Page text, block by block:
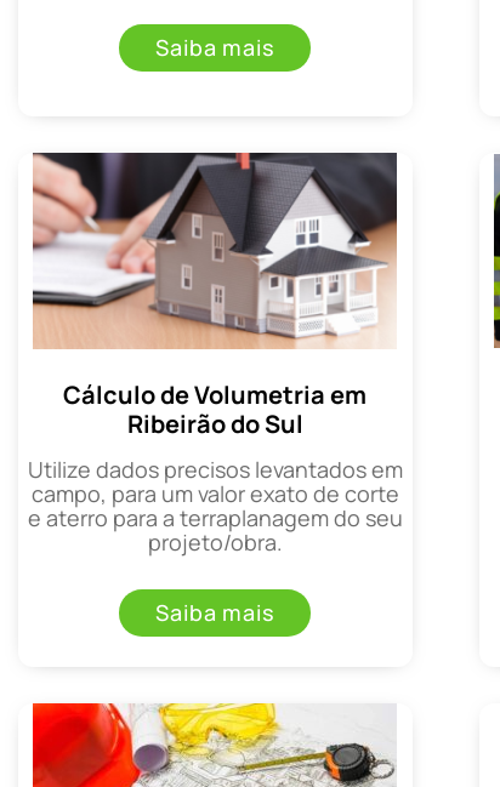
Saiba mais
Cálculo de Volumetria em
Ribeirão do Sul
Utilize dados precisos levantados em
campo, para um valor exato de corte
e aterro para a terraplanagem do seu
projeto/obra.
Saiba mais